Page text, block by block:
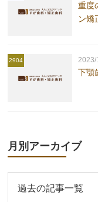
重度
ン矯
2904 2023/
下顎
月別アーカイブ